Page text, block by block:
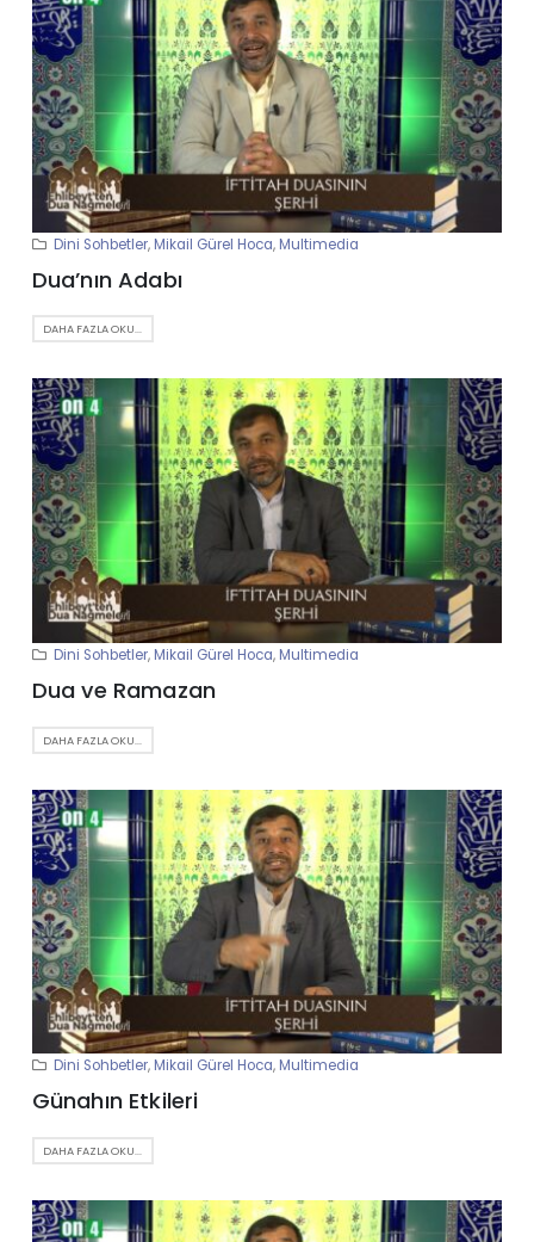
Dini Sohbetler, Mikail Gürel Hoca, Multimedia
Dua’nın Adabı
DAHA FAZLA OKU...
Dini Sohbetler, Mikail Gürel Hoca, Multimedia
Dua ve Ramazan
DAHA FAZLA OKU...
Dini Sohbetler, Mikail Gürel Hoca, Multimedia
Günahın Etkileri
DAHA FAZLA OKU...